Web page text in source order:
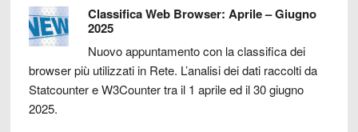
Classifica Web Browser: Aprile – Giugno
2025
Nuovo appuntamento con la classifica dei
browser più utilizzati in Rete. L’analisi dei dati raccolti da
Statcounter e W3Counter tra il 1 aprile ed il 30 giugno
2025.